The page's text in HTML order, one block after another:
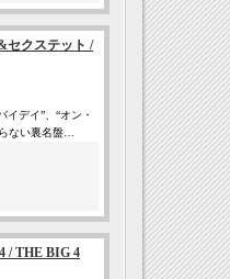
セクステット /
デイ”、“オン・
ない裏名盤…
/ THE BIG 4